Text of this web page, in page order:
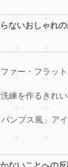
ないおしゃれ
ァー・フラッ
練を作るきれ
ンプス風」ア